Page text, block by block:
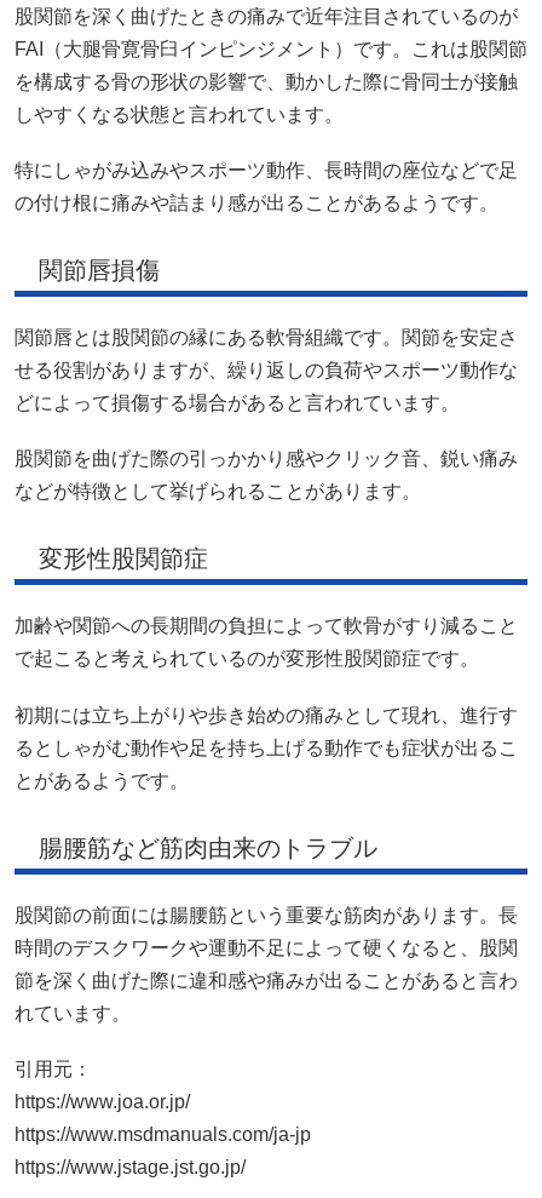
股関節を深く曲げたときの痛みで近年注目されているのが
FAI（大腿骨寛骨臼インピンジメント）です。これは股関節
を構成する骨の形状の影響で、動かした際に骨同士が接触
しやすくなる状態と言われています。
特にしゃがみ込みやスポーツ動作、長時間の座位などで足
の付け根に痛みや詰まり感が出ることがあるようです。
関節唇損傷
関節唇とは股関節の縁にある軟骨組織です。関節を安定さ
せる役割がありますが、繰り返しの負荷やスポーツ動作な
どによって損傷する場合があると言われています。
股関節を曲げた際の引っかかり感やクリック音、鋭い痛み
などが特徴として挙げられることがあります。
変形性股関節症
加齢や関節への長期間の負担によって軟骨がすり減ること
で起こると考えられているのが変形性股関節症です。
初期には立ち上がりや歩き始めの痛みとして現れ、進行す
るとしゃがむ動作や足を持ち上げる動作でも症状が出るこ
とがあるようです。
腸腰筋など筋肉由来のトラブル
股関節の前面には腸腰筋という重要な筋肉があります。長
時間のデスクワークや運動不足によって硬くなると、股関
節を深く曲げた際に違和感や痛みが出ることがあると言わ
れています。
引用元：
https://www.joa.or.jp/
https://www.msdmanuals.com/ja-jp
https://www.jstage.jst.go.jp/